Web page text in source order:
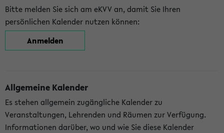
Bitte melden Sie sich am eKVV an, damit Sie Ihren
persönlichen Kalender nutzen können:
Anmelden
Allgemeine Kalender
Es stehen allgemein zugängliche Kalender zu
Veranstaltungen, Lehrenden und Räumen zur Verfügung.
Informationen darüber, wo und wie Sie diese Kalender